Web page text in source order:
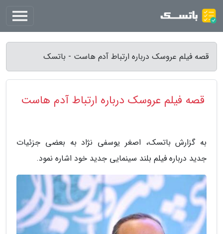
قصه فیلم عروسک درباره ارتباط آدم هاست - باتسک
قصه فیلم عروسک درباره ارتباط آدم هاست
به گزارش باتسک، اصغر یوسفی نژاد به بعضی جزئیات
جدید درباره فیلم بلند سینمایی جدید خود اشاره نمود.